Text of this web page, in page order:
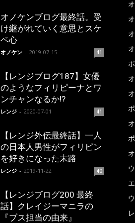
オノケンブログ最終話。受
け継がれていく意思とスケ
ベ心
オノケン - 2019-07-15 41
【レンジブログ187】女優
のようなフィリピーナとワ
ンチャンなるか!?
レンジ - 2020-07-01 41
【レンジ外伝最終話】一人
の日本人男性がフィリピン
を好きになった末路
レンジ - 2019-11-22 40
【レンジブログ200 最終
話】クレイジーマニラの
『ブス担当の由来』